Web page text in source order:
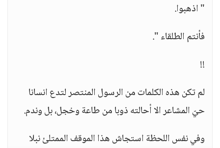
" اذهبوا.
فأنتم الطلقاء ".
!!
لم تكن هذه الكلمات من الرسول المنتصر لتدع انسانا
حيّ المشاعر الا أحالته ذوبا من طاعة وخجل، بل وندم.
وفي نفس اللحظة استجاش هذا الموقف الممتلئ نبلا